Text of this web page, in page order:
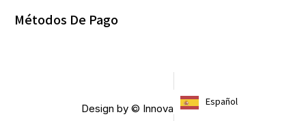
Métodos De Pago
Design by © Innovablack 2023
Español